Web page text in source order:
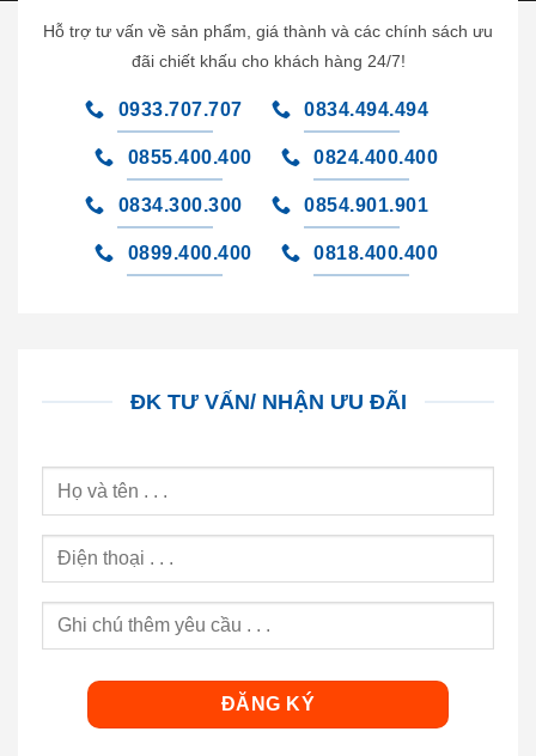
Hỗ trợ tư vấn về sản phẩm, giá thành và các chính sách ưu
đãi chiết khấu cho khách hàng 24/7!
0933.707.707 0834.494.494
0855.400.400 0824.400.400
0834.300.300 0854.901.901
0899.400.400 0818.400.400
ĐK TƯ VẤN/ NHẬN ƯU ĐÃI